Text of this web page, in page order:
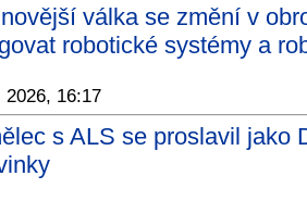
válka se změní v
robotické systémy a
2026, 16:17
s ALS se proslavil jako